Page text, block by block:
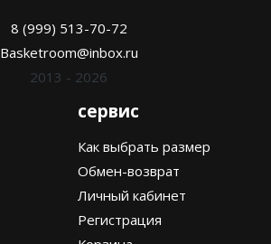
8 (999) 513-70-72
Basketroom@inbox.ru
2013 - 2026
сервис
Как выбрать размер
Обмен-возврат
Личный кабинет
Регистрация